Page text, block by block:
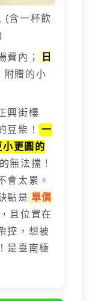
(含一杯飲
費內；
日
附贈的小
興街樓
豆柴！
一
更圓的
無法擋！
會太累。
點是 單價
且位置在
控，想被
是臺南極